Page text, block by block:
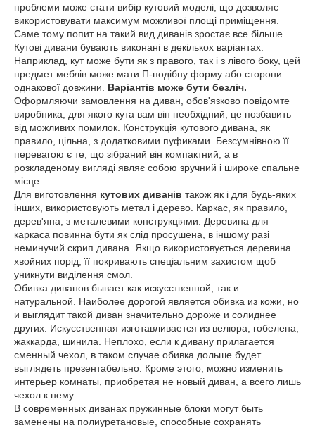
проблеми може стати вибір кутовий моделі, що дозволяє
використовувати максимум можливої площі приміщення.
Саме тому попит на такий вид диванів зростає все більше.
Кутові дивани бувають виконані в декількох варіантах.
Наприклад, кут може бути як з правого, так і з лівого боку, цей
предмет меблів може мати П-подібну форму або сторони
однакової довжини. Варіантів може бути безліч.
Оформляючи замовлення на диван, обов'язково повідомте
виробника, для якого кута вам він необхідний, це позбавить
від можливих помилок. Конструкція кутового дивана, як
правило, цільна, з додатковими пуфиками. Безсумнівною її
перевагою є те, що зібраний він компактний, а в
розкладеному вигляді являє собою зручний і широке спальне
місце.
Для виготовлення кутових диванів також як і для будь-яких
інших, використовують метал і дерево. Каркас, як правило,
дерев'яна, з металевими конструкціями. Деревина для
каркаса повинна бути як слід просушена, в іншому разі
неминучий скрип дивана. Якщо використовується деревина
хвойних порід, її покривають спеціальним захистом щоб
уникнути виділення смол.
Обивка диванов бывает как искусственной, так и
натуральной. Наиболее дорогой является обивка из кожи, но
и выглядит такой диван значительно дороже и солиднее
других. Искусственная изготавливается из велюра, гобелена,
жаккарда, шинила. Неплохо, если к дивану прилагается
сменный чехол, в таком случае обивка дольше будет
выглядеть презентабельно. Кроме этого, можно изменить
интерьер комнаты, приобретая не новый диван, а всего лишь
чехол к нему.
В современных диванах пружинные блоки могут быть
заменены на полиуретановые, способные сохранять